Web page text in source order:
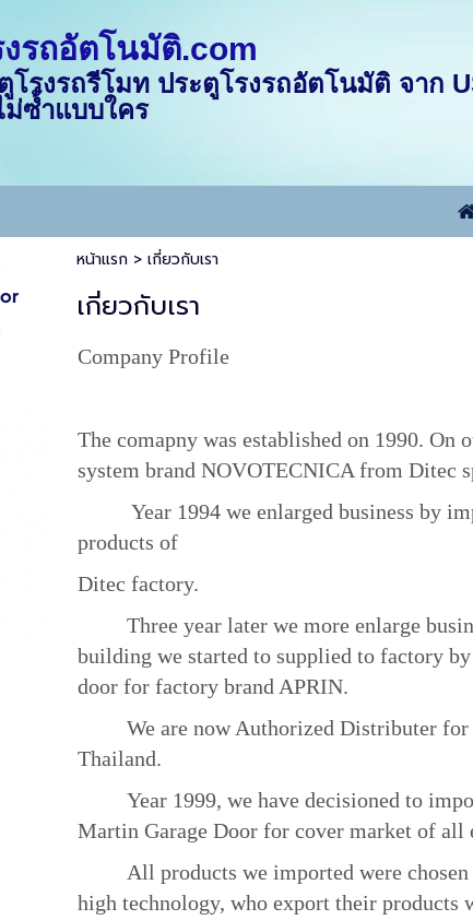
รถอัตโนมัติ.com
โรงรถรีโมท ประตูโรงรถอัตโนมัติ จาก
ซ้ำแบบใคร
หน้าแรก> เกี่ยวกับเรา
เกี่ยวกับเรา
Company Profile
The comapny was established on 1990.
system brand NOVOTECNICA from Ditec
Year 1994 we enlarged business by
products of
Ditec factory.
Three year later we more enlarge
building we started to supplied to factory
door for factory brand APRIN.
We are now Authorized Distributer for
Thailand.
Year 1999, we have decisioned to
Martin Garage Door for cover market of all
All products we imported were chosen
high technology, who export their